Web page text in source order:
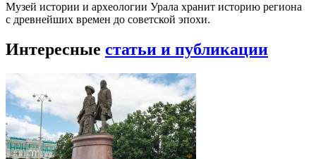
Музей истории и археологии Урала хранит историю региона
с древнейших времен до советской эпохи.
Интересные статьи и публикации